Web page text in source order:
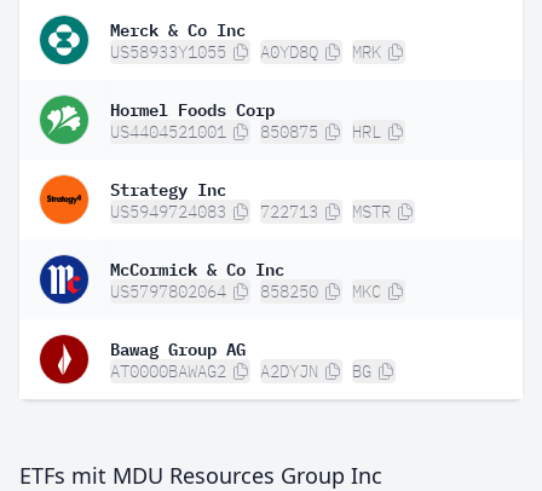
Merck & Co Inc
US58933Y1055 A0YD8Q MRK
Hormel Foods Corp
US4404521001 850875 HRL
Strategy Inc
US5949724083 722713 MSTR
McCormick & Co Inc
US5797802064 858250 MKC
Bawag Group AG
AT0000BAWAG2 A2DYJN BG
ETFs mit MDU Resources Group Inc